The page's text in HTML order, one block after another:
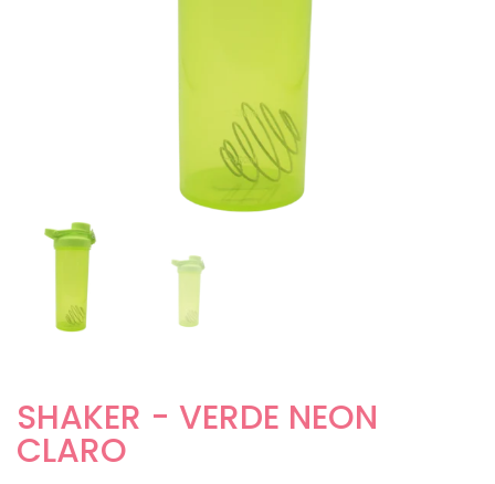
SHAKER - VERDE NEON
CLARO